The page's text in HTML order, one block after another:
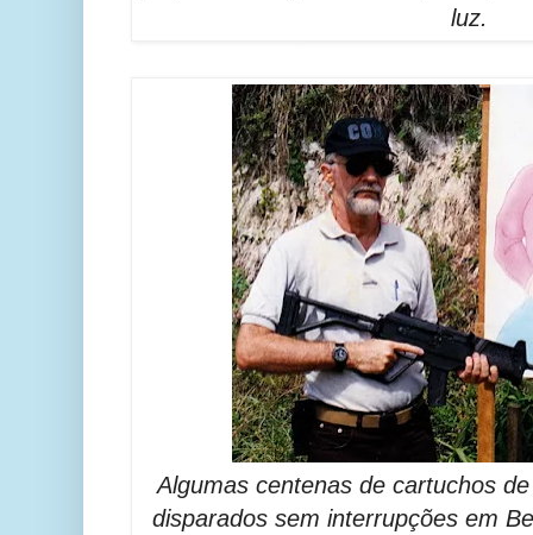
luz.
Algumas centenas de cartuchos
disparados sem interrupções em